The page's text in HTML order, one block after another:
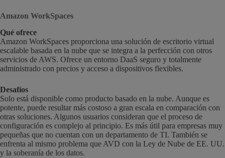
Amazon WorkSpaces
Qué ofrece
Amazon WorkSpaces proporciona una solución de escritorio virtual
escalable basada en la nube que se integra a la perfección con otros
servicios de AWS. Ofrece un entorno DaaS seguro y totalmente
administrado con precios y acceso a dispositivos flexibles.
Desafíos
Solo está disponible como producto basado en la nube. Aunque es
potente, puede resultar más costoso a gran escala en comparación con
otras soluciones. Algunos usuarios consideran que el proceso de
configuración es complejo al principio. Es más útil para empresas muy
pequeñas que no cuentan con un departamento de TI. También se
enfrenta al mismo problema que AVD con la Ley de Nube de EE. UU.
y la soberanía de los datos.